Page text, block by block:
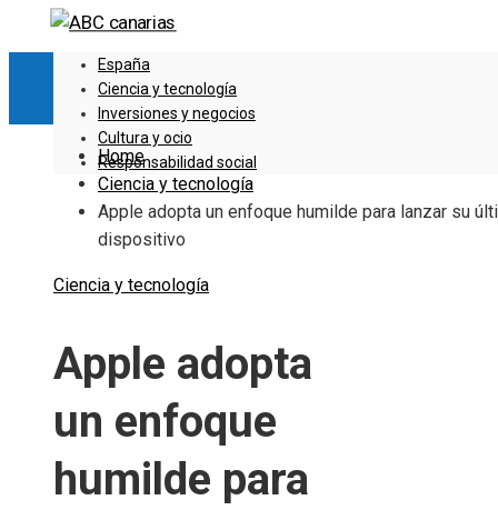
España
Ciencia y tecnología
Inversiones y negocios
Cultura y ocio
Responsabilidad social
Home
Ciencia y tecnología
Apple adopta un enfoque humilde para lanzar su
dispositivo
Ciencia y tecnología
Apple adopta
un enfoque
humilde para